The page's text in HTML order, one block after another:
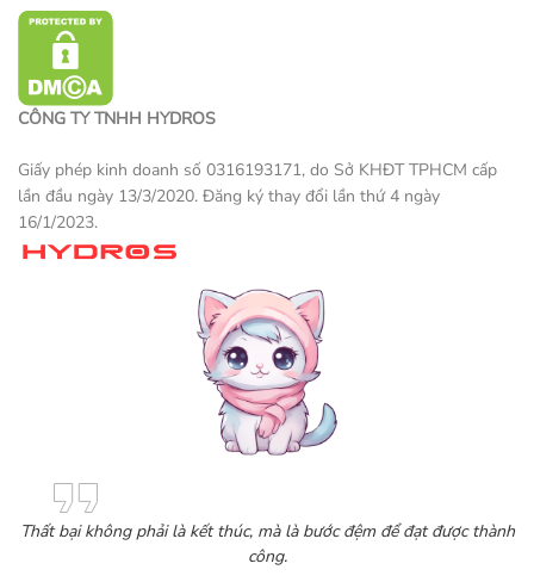
CÔNG TY TNHH HYDROS
Giấy phép kinh doanh số 0316193171, do Sở KHĐT TPHCM cấp
lần đầu ngày 13/3/2020. Đăng ký thay đổi lần thứ 4 ngày
16/1/2023.
Thất bại không phải là kết thúc, mà là bước đệm để đạt được thành
công.